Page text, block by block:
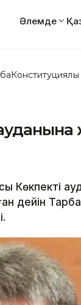
Әлемде
Көкпекті
дейін